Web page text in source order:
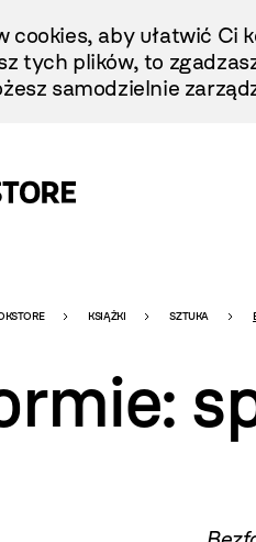
cookies, aby ułatwić
tych plików, to
samodzielnie
KSIĄŻKI SZTUKA